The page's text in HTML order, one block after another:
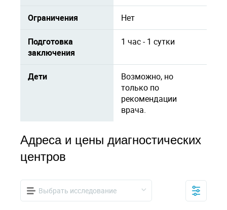
Ограничения Нет
Подготовка
заключения
1 час - 1 сутки
Дети
Возможно, но
только по
рекомендации
врача.
Адреса и цены диагностических
центров
Выбрать исследование